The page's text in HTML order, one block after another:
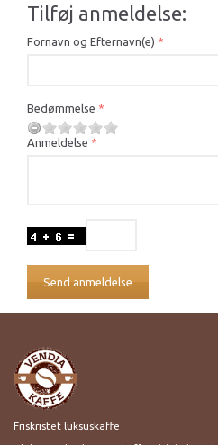
Tilføj anmeldelse:
Fornavn og Efternavn(e)
Bedømmelse
Anmeldelse
Send anmeldelse
Friskristet luksuskaffe